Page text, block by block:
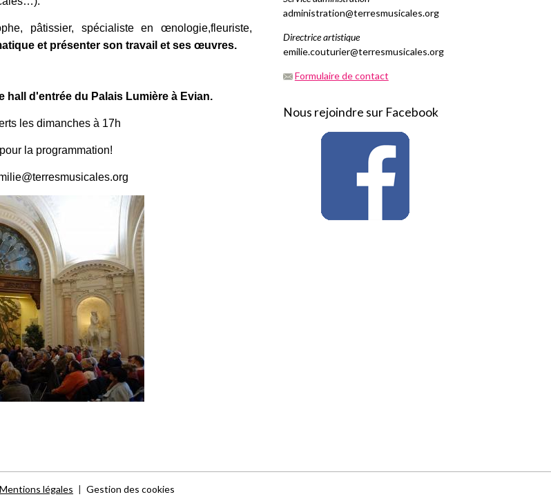
pâtissier, spécialiste en œnologie,fleuriste,
et présenter son travail et ses œuvres.
d'entrée du Palais Lumière à Evian.
les dimanches à 17h
la programmation!
administration@terresmusicales.org
Directrice artistique
emilie.couturier@terresmusicales.org
Formulaire de contact
Nous rejoindre sur Facebook
Mentions légales Gestion des cookies